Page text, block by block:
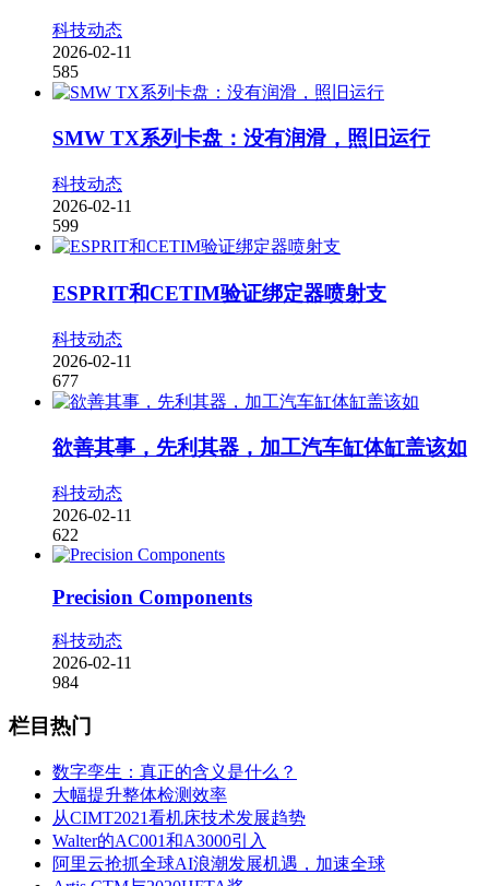
科技动态
2026-02-11
585
SMW TX系列卡盘：没有润滑，照旧运行
科技动态
2026-02-11
599
ESPRIT和CETIM验证绑定器喷射支
科技动态
2026-02-11
677
欲善其事，先利其器，加工汽车缸体缸盖该如
科技动态
2026-02-11
622
Precision Components
科技动态
2026-02-11
984
栏目热门
数字孪生：真正的含义是什么？
大幅提升整体检测效率
从CIMT2021看机床技术发展趋势
Walter的AC001和A3000引入
阿里云抢抓全球AI浪潮发展机遇，加速全球